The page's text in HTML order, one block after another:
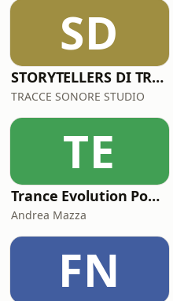
SD
STORYTELLERS DI TRACCESONORE STUDIO
TRACCE SONORE STUDIO
TE
Trance Evolution Podcast
Andrea Mazza
FN